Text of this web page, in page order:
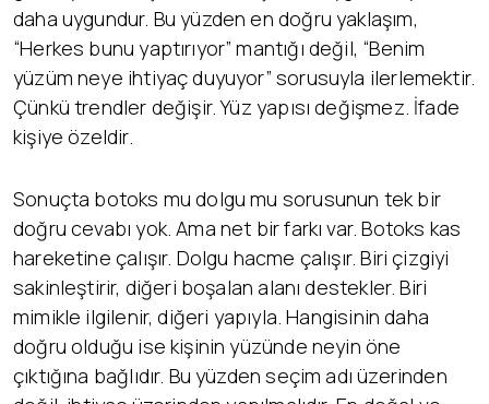
daha uygundur. Bu yüzden en doğru yaklaşım,
“Herkes bunu yaptırıyor” mantığı değil, “Benim
yüzüm neye ihtiyaç duyuyor” sorusuyla ilerlemektir.
Çünkü trendler değişir. Yüz yapısı değişmez. İfade
kişiye özeldir.
Sonuçta botoks mu dolgu mu sorusunun tek bir
doğru cevabı yok. Ama net bir farkı var. Botoks kas
hareketine çalışır. Dolgu hacme çalışır. Biri çizgiyi
sakinleştirir, diğeri boşalan alanı destekler. Biri
mimikle ilgilenir, diğeri yapıyla. Hangisinin daha
doğru olduğu ise kişinin yüzünde neyin öne
çıktığına bağlıdır. Bu yüzden seçim adı üzerinden